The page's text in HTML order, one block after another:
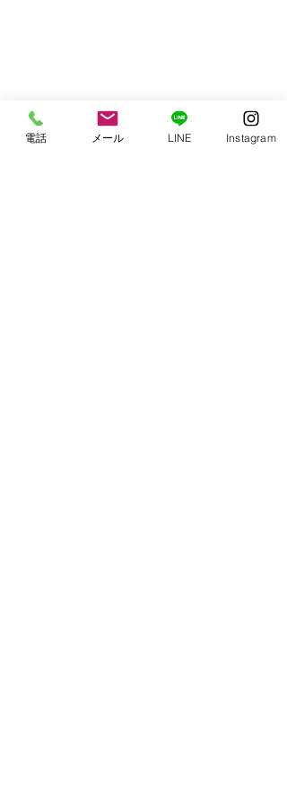
電話 メール LINE Instagram